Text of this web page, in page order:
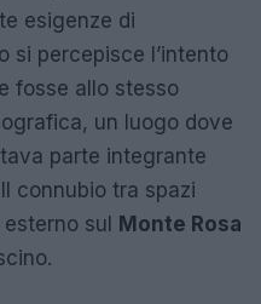
esigenze di
si percepisce l’intento
fosse allo stesso
un luogo dove
parte integrante
connubio tra spazi
sul
Monte Rosa